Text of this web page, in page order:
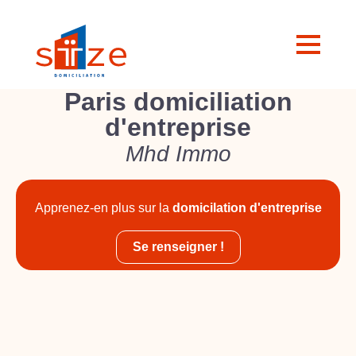
Paris domiciliation
d'entreprise
Mhd Immo
Apprenez-en plus sur la domicilation d'entreprise
Se renseigner !